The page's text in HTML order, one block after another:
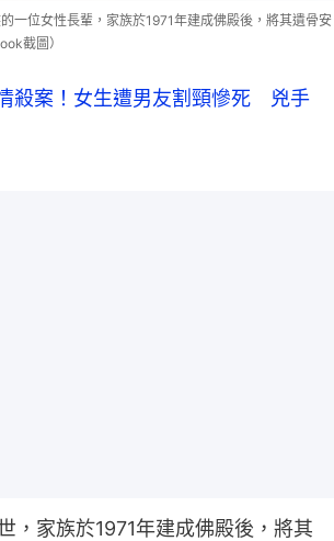
一位女性長輩，家族於1971年建成佛殿後，將其遺骨安
截圖）
殺案！女生遭男友割頸慘死 兇手
，家族於1971年建成佛殿後，將其